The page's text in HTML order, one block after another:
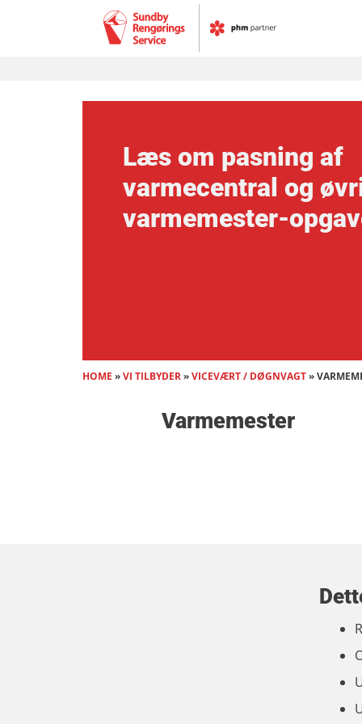
Læs om pasning af
varmecentral og
varmemester-
HOME »VI TILBYDER»VICEVÆRT / DØGNVAGT​»
Varmemester